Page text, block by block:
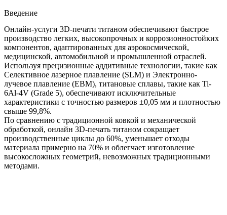
Введение
Онлайн-услуги 3D-печати титаном обеспечивают быстрое
производство легких, высокопрочных и коррозионностойких
компонентов, адаптированных для аэрокосмической,
медицинской, автомобильной и промышленной отраслей.
Используя прецизионные аддитивные технологии, такие как
Селективное лазерное плавление (SLM) и Электронно-
лучевое плавление (EBM), титановые сплавы, такие как Ti-
6Al-4V (Grade 5), обеспечивают исключительные
характеристики с точностью размеров ±0,05 мм и плотностью
свыше 99,8%.
По сравнению с традиционной ковкой и механической
обработкой, онлайн 3D-печать титаном сокращает
производственные циклы до 60%, уменьшает отходы
материала примерно на 70% и облегчает изготовление
высокосложных геометрий, невозможных традиционными
методами.